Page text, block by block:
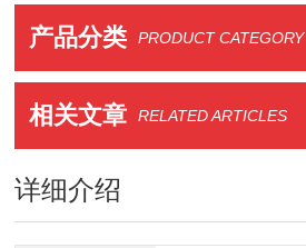
产品分类 PRODUCT CATEGORY
相关文章 RELATED ARTICLES
详细介绍